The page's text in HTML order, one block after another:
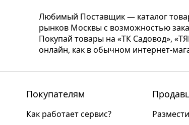
Любимый Поставщик — каталог
рынков Москвы с возможностью
Покупай товары на «ТК Садовод»,
онлайн, как в обычном интернет-
Покупателям
Как работает сервис?